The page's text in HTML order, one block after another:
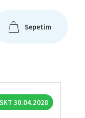
Sepetim
SKT 30.04.2028